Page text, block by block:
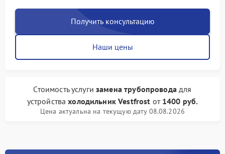
Получить консультацию
Наши цены
Стоимость услугизамена трубопроводадля
устройствахолодильник Vestfrost от 1400 руб.
Цена актуальна на текущую дату 08.08.2026